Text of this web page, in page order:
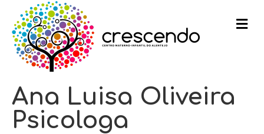
m
e
Ana Luisa Oliveira
Psicologa